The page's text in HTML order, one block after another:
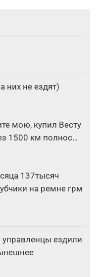
них не ездят)
мою, купил Весту
1500 км полнос…
137тысяч
на ремне грм
ездили